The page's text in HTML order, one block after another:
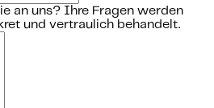
an uns? Ihre Fragen werden
und vertraulich behandelt.